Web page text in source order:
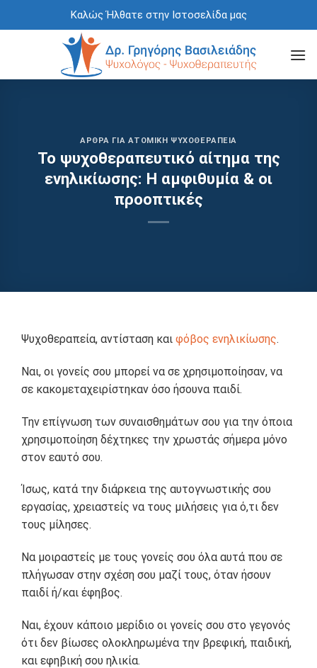
to
Καλώς Ήλθατε στην Ιστοσελίδα μας
ΆΡΘΡΑ ΓΙΑ ΑΤΟΜΙΚΉ ΨΥΧΟΘΕΡΑΠΕΊΑ
Το ψυχοθεραπευτικό αίτημα της
ενηλικίωσης: Η αμφιθυμία & οι
προοπτικές
Ψυχοθεραπεία, αντίσταση και φόβος ενηλικίωσης.
Ναι, οι γονείς σου μπορεί να σε χρησιμοποίησαν, να
σε κακομεταχειρίστηκαν όσο ήσουνα παιδί.
Την επίγνωση των συναισθημάτων σου για την όποια
χρησιμοποίηση δέχτηκες την χρωστάς σήμερα μόνο
στον εαυτό σου.
Ίσως, κατά την διάρκεια της αυτογνωστικής σου
εργασίας, χρειαστείς να τους μιλήσεις για ό,τι δεν
τους μίλησες.
Να μοιραστείς με τους γονείς σου όλα αυτά που σε
πλήγωσαν στην σχέση σου μαζί τους, όταν ήσουν
παιδί ή/και έφηβος.
Ναι, έχουν κάποιο μερίδιο οι γονείς σου στο γεγονός
ότι δεν βίωσες ολοκληρωμένα την βρεφική, παιδική,
και εφηβική σου ηλικία.